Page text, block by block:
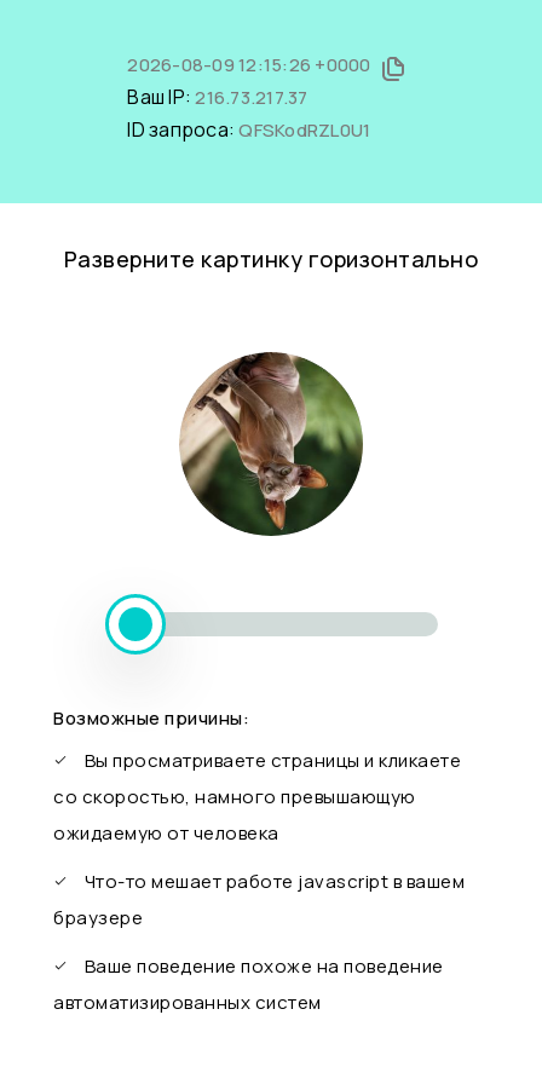
2026-08-09 12:15:26 +0000
Ваш IP:216.73.217.37
ID запроса:QFSKodRZL0U1
Разверните картинку горизонтально
Возможные причины:
Вы просматриваете страницы и кликаете
со скоростью, намного превышающую
ожидаемую от человека
Что-то мешает работе javascript в вашем
браузере
Ваше поведение похоже на поведение
автоматизированных систем